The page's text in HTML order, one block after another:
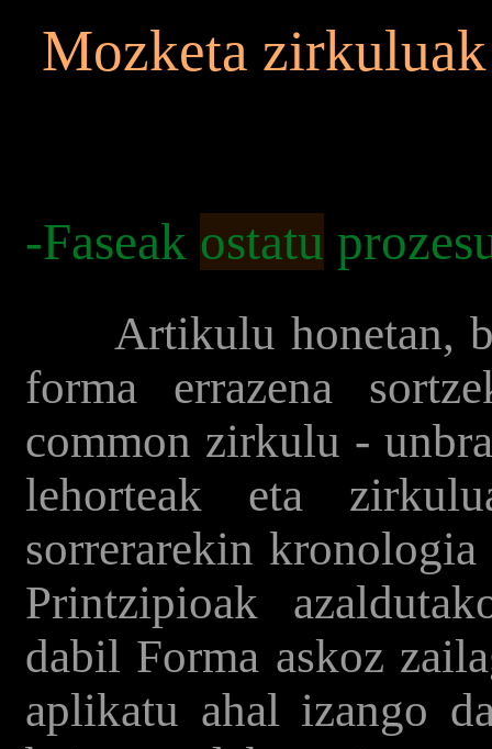
Mozketa zirkuluak
-Faseak ostatu
Artikulu honetan,
forma errazena
common zirkulu -
lehorteak eta
sorrerarekin
Printzipioak
dabil Forma askoz
aplikatu ahal izango